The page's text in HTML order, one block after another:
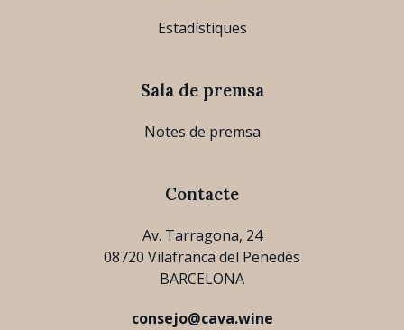
Estadístiques
Sala de premsa
Notes de premsa
Contacte
Av. Tarragona, 24
08720 Vilafranca del Penedès
BARCELONA
consejo@cava.wine